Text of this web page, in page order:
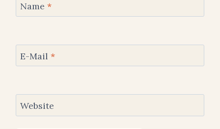
Name *
E-Mail *
Website